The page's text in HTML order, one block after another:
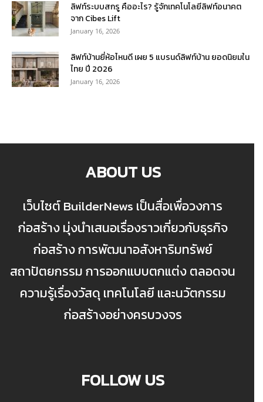
ลิฟท์ระบบสกรู คืออะไร? รู้จักเทคโนโลยีลิฟท์อนาคต
จาก Cibes Lift
January 16, 2026
ลิฟท์บ้านยี่ห้อไหนดี เผย 5 แบรนด์ลิฟท์บ้าน ยอดนิยมใน
ไทย ปี 2026
January 16, 2026
ABOUT US
เว็บไซต์ BuilderNews เป็นสื่อเพื่อวงการ
ก่อสร้าง มุ่งนำเสนอเรื่องราวเกี่ยวกับธุรกิจ
ก่อสร้าง การพัฒนาอสังหาริมทรัพย์
สถาปัตยกรรม การออกแบบตกแต่ง ตลอดจน
ความรู้เรื่องวัสดุ เทคโนโลยี และนวัตกรรม
ก่อสร้างอย่างครบวงจร
FOLLOW US